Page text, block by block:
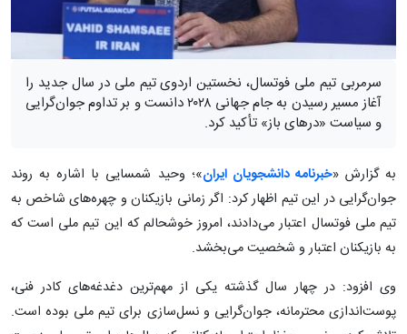
سرمربی تیم ملی فوتسال، نخستین اردوی تیم ملی در سال جدید را
آغاز مسیر رسیدن به جام جهانی ۲۰۲۸ دانست و بر تداوم جوان‌گرایی
و سیاست «درهای باز» تأکید کرد.
به گزارش «خبرنامه دانشجویان ایران»؛ وحید شمسایی با اشاره به روند
جوان‌گرایی در این تیم اظهار کرد: اگر زمانی بازیکنان و چهره‌های شاخص به
تیم ملی فوتسال اعتبار می‌دادند، امروز خوشحالم که این تیم ملی است که
به بازیکنان اعتبار و شخصیت می‌بخشد.
وی افزود: در چهار سال گذشته یکی از مهم‌ترین دغدغه‌های کادر فنی،
پوست‌اندازی محترمانه، جوان‌گرایی و نسل‌سازی برای تیم ملی بوده است.